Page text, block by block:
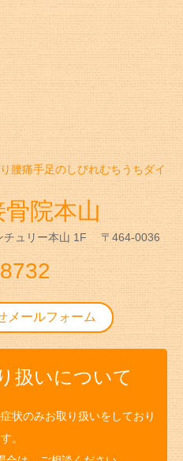
腰痛手足のしびれむちうちダイ
院本山
チュリー本山 1F 〒464-0036
メールフォーム
扱いについて
状のみお取り扱いをしており
。